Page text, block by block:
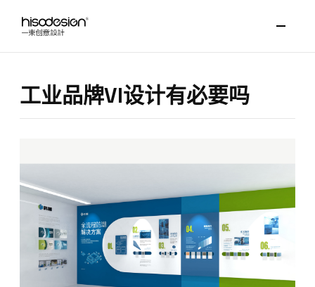
工业品牌VI设计有必要吗